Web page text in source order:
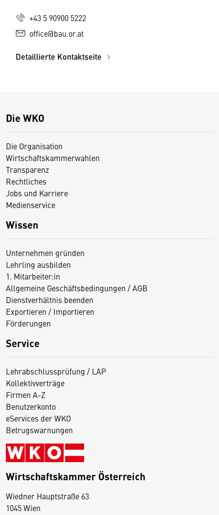
+43 5 90900 5222
office@bau.or.at
Detaillierte Kontaktseite
Die WKO
Die Organisation
Wirtschaftskammerwahlen
Transparenz
Rechtliches
Jobs und Karriere
Medienservice
Wissen
Unternehmen gründen
Lehrling ausbilden
1. Mitarbeiter:in
Allgemeine Geschäftsbedingungen / AGB
Dienstverhältnis beenden
Exportieren / Importieren
Förderungen
Service
Lehrabschlussprüfung / LAP
Kollektivverträge
Firmen A-Z
Benutzerkonto
eServices der WKO
Betrugswarnungen
Wirtschaftskammer Österreich
Wiedner Hauptstraße 63
1045 Wien
D